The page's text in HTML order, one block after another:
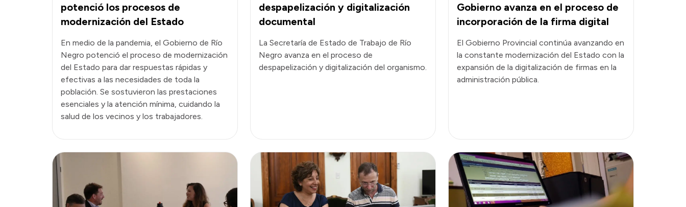
potenció los procesos de
modernización del Estado
En medio de la pandemia, el Gobierno de Río
Negro potenció el proceso de modernización
del Estado para dar respuestas rápidas y
efectivas a las necesidades de toda la
población. Se sostuvieron las prestaciones
esenciales y la atención mínima, cuidando la
salud de los vecinos y los trabajadores.
despapelización y digitalización
documental
La Secretaría de Estado de Trabajo de Río
Negro avanza en el proceso de
despapelización y digitalización del organismo.
Gobierno avanza en el proceso de
incorporación de la firma digital
El Gobierno Provincial continúa avanzando en
la constante modernización del Estado con la
expansión de la digitalización de firmas en la
administración pública.